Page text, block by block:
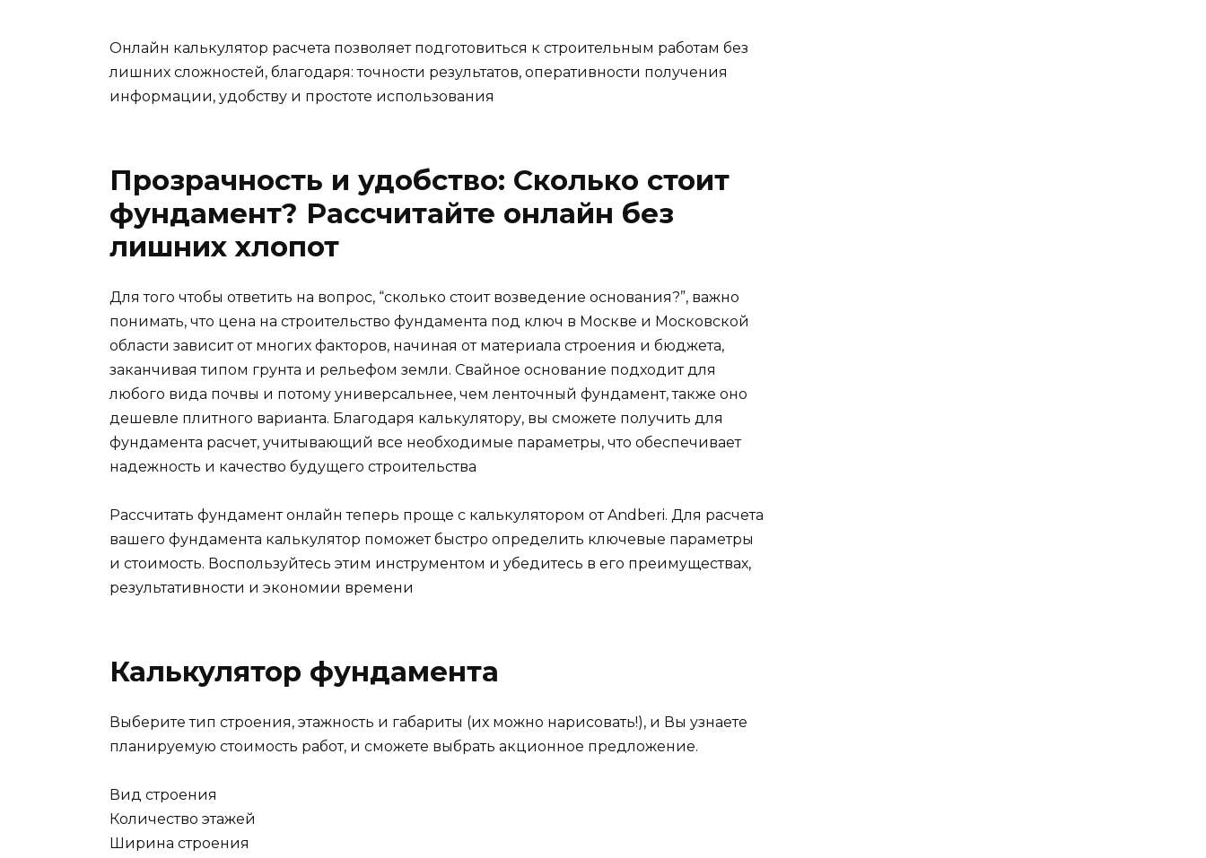
Онлайн калькулятор расчета позволяет подготовиться к строительным работам без
лишних сложностей, благодаря: точности результатов, оперативности получения
информации, удобству и простоте использования
Прозрачность и удобство: Сколько стоит
фундамент? Рассчитайте онлайн без
лишних хлопот
Для того чтобы ответить на вопрос, “сколько стоит возведение основания?”, важно
понимать, что цена на строительство фундамента под ключ в Москве и Московской
области зависит от многих факторов, начиная от материала строения и бюджета,
заканчивая типом грунта и рельефом земли. Свайное основание подходит для
любого вида почвы и потому универсальнее, чем ленточный фундамент, также оно
дешевле плитного варианта. Благодаря калькулятору, вы сможете получить для
фундамента расчет, учитывающий все необходимые параметры, что обеспечивает
надежность и качество будущего строительства
Рассчитать фундамент онлайн теперь проще с калькулятором от Andberi. Для расчета
вашего фундамента калькулятор поможет быстро определить ключевые параметры
и стоимость. Воспользуйтесь этим инструментом и убедитесь в его преимуществах,
результативности и экономии времени
Калькулятор фундамента
Выберите тип строения, этажность и габариты (их можно нарисовать!), и Вы узнаете
планируемую стоимость работ, и сможете выбрать акционное предложение.
Вид строения
Количество этажей
Ширина строения